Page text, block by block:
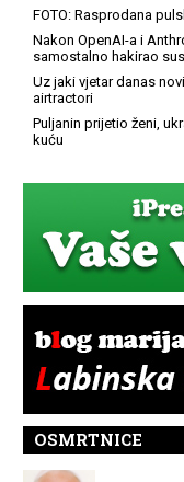
FOTO: Rasprodana
Nakon OpenAI-a i
samostalno hakirao
Uz jaki vjetar danas
airtractori
Puljanin prijetio ženi,
kuću
OSMRTNICE